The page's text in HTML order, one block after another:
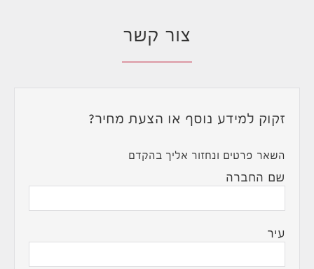
צור קשר
זקוק למידע נוסף או הצעת מחיר?
השאר פרטים ונחזור אליך בהקדם
שם החברה
עיר